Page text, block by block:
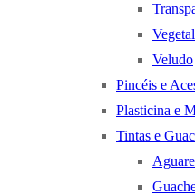
Vegetal
Veludo
Pincéis e
Plasticina e
Tintas e